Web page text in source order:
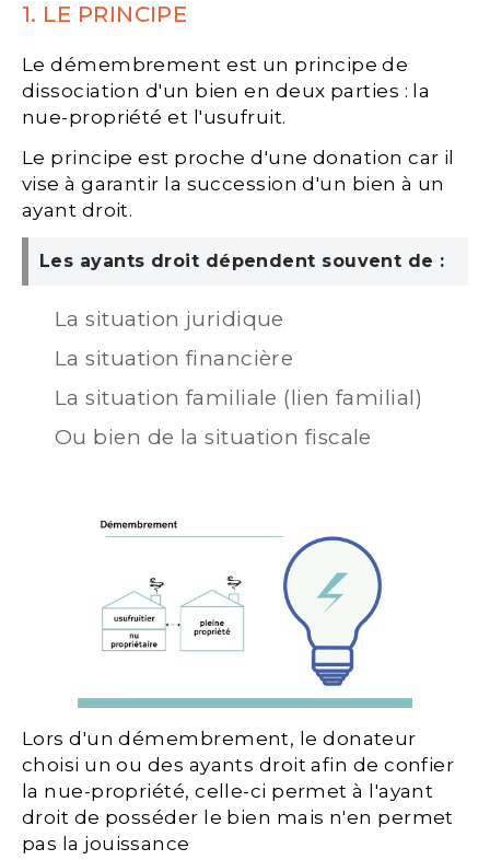
1. LE PRINCIPE
Le démembrement est un principe de
dissociation d'un bien en deux parties : la
nue-propriété et l'usufruit.
Le principe est proche d'une donation car il
vise à garantir la succession d'un bien à un
ayant droit.
Les ayants droit dépendent souvent de :
La situation juridique
La situation financière
La situation familiale (lien familial)
Ou bien de la situation fiscale
Lors d'un démembrement, le donateur
choisi un ou des ayants droit afin de confier
la nue-propriété, celle-ci permet à l'ayant
droit de posséder le bien mais n'en permet
pas la jouissance